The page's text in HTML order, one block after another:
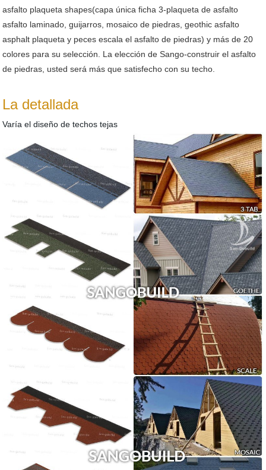
asfalto plaqueta shapes(capa única ficha 3-plaqueta de asfalto
asfalto laminado, guijarros, mosaico de piedras, geothic asfalto
asphalt plaqueta y peces escala el asfalto de piedras) y más de 20
colores para su selección. La elección de Sango-construir el asfalto
de piedras, usted será más que satisfecho con su techo.
La detallada
Varía el diseño de techos tejas